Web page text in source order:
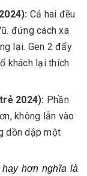
Cả hai đều
đứng cách xa
lại. Gen 2 đẩy
khách lại thích
2024): Phần
không lẫn vào
dồn dập một
hay hơn nghĩa là